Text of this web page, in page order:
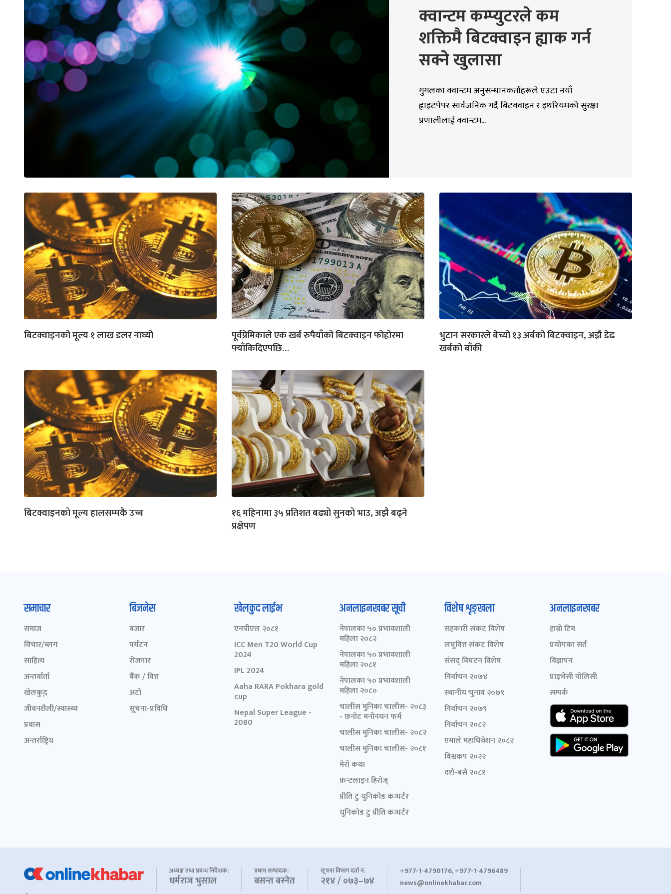
क्वान्टम कम्प्युटरले कम
शक्तिमै बिटक्वाइन ह्याक गर्न
सक्ने खुलासा
गुगलका क्वान्टम अनुसन्धानकर्ताहरूले एउटा नयाँ
ह्वाइटपेपर सार्वजनिक गर्दै बिटक्वाइन र इथरियमको सुरक्षा
प्रणालीलाई क्वान्टम...
बिटक्वाइनको मूल्य १ लाख डलर नाघ्यो
पूर्वप्रेमिकाले एक खर्ब रुपैयाँको बिटक्वाइन फोहोरमा
फ्याँकिदिएपछि…
भुटान सरकारले बेच्यो १३ अर्बको बिटक्वाइन, अझै डेढ
खर्बको बाँकी
बिटक्वाइनको मूल्य हालसम्मकै उच्च
१६ महिनामा ३५ प्रतिशत बढ्यो सुनको भाउ, अझै बढ्ने
प्रक्षेपण
समाचार
समाज
विचार/ब्लग
साहित्य
अन्तर्वार्ता
खेलकुद़़
जीवनशैली/स्वास्थ्य
प्रवास
अन्तर्राष्ट्रिय
बिजनेस
बजार
पर्यटन
रोजगार
बैंक / वित्त
अटो
सूचना-प्रविधि
खेलकुद लाईभ
एनपीएल २०८१
ICC Men T20 World Cup
2024
IPL 2024
Aaha RARA Pokhara gold
cup
Nepal Super League -
2080
अनलाइनखबर सूची
नेपालका ५० प्रभावशाली
महिला २०८२
नेपालका ५० प्रभावशाली
महिला २०८१
नेपालका ५० प्रभावशाली
महिला २०८०
चालीस मुनिका चालीस- २०८३
- छनोट मनोनयन फर्म
चालीस मुनिका चालीस- २०८२
चालीस मुनिका चालीस- २०८१
मेरो कथा
फ्रन्टलाइन हिरोज्
प्रीति टु युनिकोड कन्भर्टर
युनिकोड टु प्रीति कन्भर्टर
विशेष शृङ्खला
सहकारी संकट विशेष
लघुवित्त संकट विशेष
संसद् विघटन विशेष
निर्वाचन २०७४
स्थानीय चुनाव २०७९
निर्वाचन २०७९
निर्वाचन २०८२
एमाले महाधिवेशन २०८२
विश्वकप २०२२
दशैं-बसैं २०८१
अनलाइनखबर
हाम्रो टिम
प्रयोगका सर्त
विज्ञापन
प्राइभेसी पोलिसी
सम्पर्क
अध्यक्ष तथा प्रबन्ध निर्देशक:
धर्मराज भुसाल
प्रधान सम्पादक:
बसन्त बस्नेत
सूचना विभाग दर्ता नं.
२१४ / ०७३–७४
+977-1-4790176, +977-1-4796489
news@onlinekhabar.com